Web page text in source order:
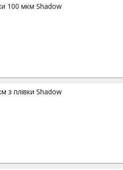
100 мкм Shadow
з плівки Shadow